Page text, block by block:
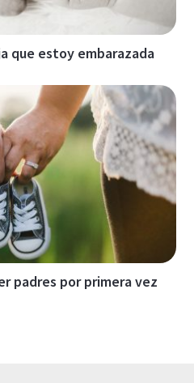
que estoy embarazada
padres por primera vez